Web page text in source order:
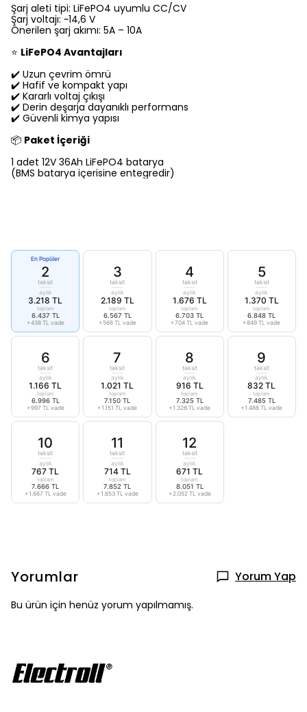
Şarj aleti tipi: LiFePO4 uyumlu CC/CV
Şarj voltajı: ~14,6 V
Önerilen şarj akımı: 5A – 10A
⭐ LiFePO4 Avantajları
✔️ Uzun çevrim ömrü
✔️ Hafif ve kompakt yapı
✔️ Kararlı voltaj çıkışı
✔️ Derin deşarja dayanıklı performans
✔️ Güvenli kimya yapısı
📦 Paket İçeriği
1 adet 12V 36Ah LiFePO4 batarya
(BMS batarya içerisine entegredir)
En Popüler
2
taksit
aylık
3.218 TL
toplam
6.437 TL
+438 TL vade
3
taksit
aylık
2.189 TL
toplam
6.567 TL
+568 TL vade
4
taksit
aylık
1.676 TL
toplam
6.703 TL
+704 TL vade
5
taksit
aylık
1.370 TL
toplam
6.848 TL
+849 TL vade
6
taksit
aylık
1.166 TL
toplam
6.996 TL
+997 TL vade
7
taksit
aylık
1.021 TL
toplam
7.150 TL
+1.151 TL vade
8
taksit
aylık
916 TL
toplam
7.325 TL
+1.326 TL vade
9
taksit
aylık
832 TL
toplam
7.485 TL
+1.486 TL vade
10
taksit
aylık
767 TL
toplam
7.666 TL
+1.667 TL vade
11
taksit
aylık
714 TL
toplam
7.852 TL
+1.853 TL vade
12
taksit
aylık
671 TL
toplam
8.051 TL
+2.052 TL vade
Yorumlar Yorum Yap
Bu ürün için henüz yorum yapılmamış.